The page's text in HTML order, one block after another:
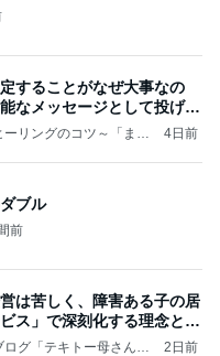
することがなぜ大事なの
なメッセージとして投げる
リングのコツ～「まと
4日前
ブル
前
は苦しく、障害ある子の居
ス」で深刻化する理念と現
グ「テキトー母さんの
2日前